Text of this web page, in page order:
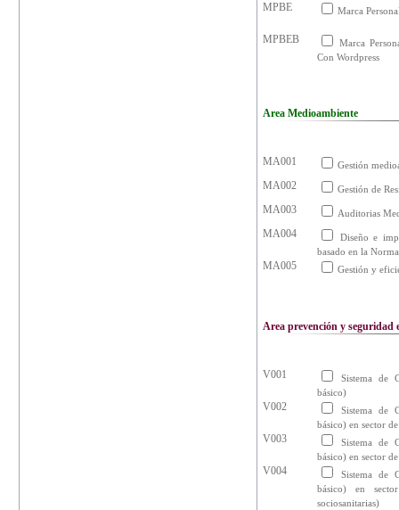
MPBE Marca
MPBEB
Marca
Con Wordpress
Area Medioambiente
MA001 Gestión
MA002 Gestión de
MA003 Auditorias
MA004
Diseño e
basado en la
MA005 Gestión y
Area prevención y seguridad
V001
Sistema de
básico)
V002
Sistema de
básico) en sector
V003
Sistema de
básico) en sector
V004
Sistema de
básico) en
sociosanitarias)